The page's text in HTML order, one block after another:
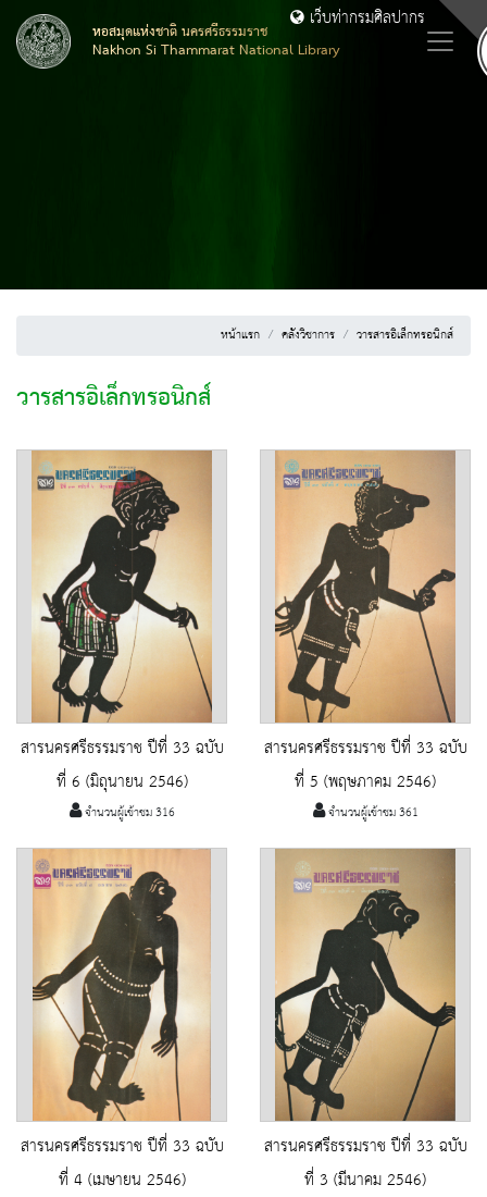
หอสมุดแห่งชาติ นครศรีธรรมราช
Nakhon Si Thammarat National Library
เว็บท่ากรมศิลปากร
หน้าแรก คลังวิชาการ วารสารอิเล็กทรอนิกส์
วารสารอิเล็กทรอนิกส์
สารนครศรีธรรมราช ปีที่ 33 ฉบับ
ที่ 6 (มิถุนายน 2546)
จำนวนผู้เข้าชม 316
สารนครศรีธรรมราช ปีที่ 33 ฉบับ
ที่ 5 (พฤษภาคม 2546)
จำนวนผู้เข้าชม 361
สารนครศรีธรรมราช ปีที่ 33 ฉบับ
ที่ 4 (เมษายน 2546)
สารนครศรีธรรมราช ปีที่ 33 ฉบับ
ที่ 3 (มีนาคม 2546)